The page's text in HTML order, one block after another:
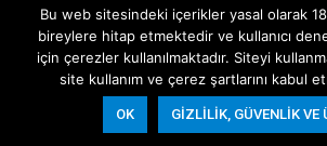
Gizlilik, Güvenlik Ve Üyelik
© 2026 - Keyifli Notlar. All Rights
Website Design:
Bu web sitesindeki içerikler yasal olarak 18
bireylere hitap etmektedir ve kullanıcı
için çerezler kullanılmaktadır. Siteyi
site kullanım ve çerez şartlarını kabul
OK GIZLILIK, GÜVENLIK VE